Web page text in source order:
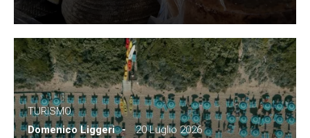
TURISMO
Domenico Liggeri
20 Luglio 2026